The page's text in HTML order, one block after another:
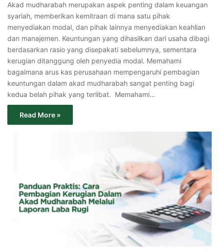
Akad mudharabah merupakan aspek penting dalam keuangan
syariah, memberikan kemitraan di mana satu pihak
menyediakan modal, dan pihak lainnya menyediakan keahlian
dan manajemen. Keuntungan yang dihasilkan dari usaha dibagi
berdasarkan rasio yang disepakati sebelumnya, sementara
kerugian ditanggung oleh penyedia modal. Memahami
bagaimana arus kas perusahaan mempengaruhi pembagian
keuntungan dalam akad mudharabah sangat penting bagi
kedua belah pihak yang terlibat. Memahami…
Read More »